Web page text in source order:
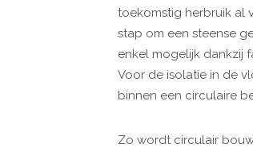
toekomstig herbruik al
stap om een steense
enkel mogelijk dankzij
Voor de isolatie in de
binnen een circulaire
Zo wordt circulair